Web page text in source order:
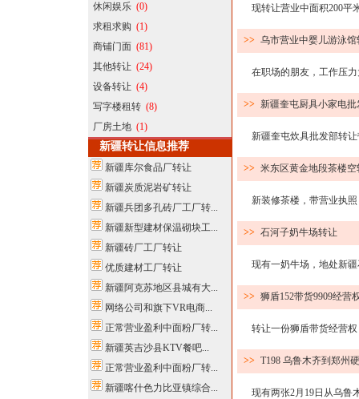
休闲娱乐 (0)
求租求购 (1)
商铺门面 (81)
其他转让 (24)
设备转让 (4)
写字楼租转 (8)
厂房土地 (1)
新疆转让信息推荐
新疆库尔食品厂转让
新疆炭质泥岩矿转让
新疆兵团多孔砖厂工厂转...
新疆新型建材保温砌块工...
新疆砖厂工厂转让
优质建材工厂转让
新疆阿克苏地区县城有大...
网络公司和旗下VR电商...
正常营业盈利中面粉厂转...
新疆英吉沙县KTV餐吧...
正常营业盈利中面粉厂转...
新疆喀什色力比亚镇综合...
现转让营业中面积200平
>> 乌市营业中婴儿游泳馆
在职场的朋友，工作压力
>> 新疆奎屯厨具小家电批
新疆奎屯炊具批发部转让
>> 米东区黄金地段茶楼空
新装修茶楼，带营业执照
>> 石河子奶牛场转让
现有一奶牛场，地处新疆
>> 狮盾152带货9909经营
转让一份狮盾带货经营权
>> T198 乌鲁木齐到郑州
现有两张2月19日从乌鲁